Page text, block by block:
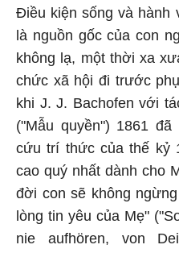
Điều kiện sống và hành
là nguồn gốc của con
không lạ, một thời xa
chức xã hội đi trước
khi J. J. Bachofen với
("Mẫu quyền") 1861
cứu trí thức của thế kỷ
cao quý nhất dành cho
đời con sẽ không
lòng tin yêu của Mẹ"
nie aufhören, von